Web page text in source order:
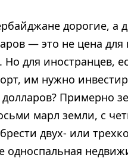
дорогие, а
— это не цена
для иностранцев,
им нужно
долларов? Примерно
марл земли, с
двух- или
односпальная